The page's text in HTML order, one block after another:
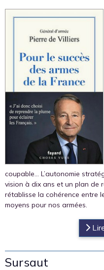
coupable… L’autonomie
vision à dix ans et un plan de
rétablisse la cohérence entre
moyens pour nos armées.
Sursaut